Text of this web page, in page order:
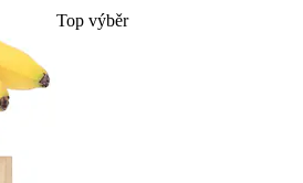
Top výběr